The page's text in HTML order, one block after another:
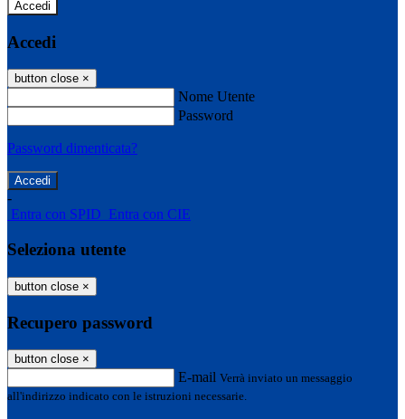
Accedi
Accedi
button close ×
Nome Utente
Password
Password dimenticata?
-
Entra con SPID Entra con CIE
Seleziona utente
button close ×
Recupero password
button close ×
E-mail Verrà inviato un messaggio
all'indirizzo indicato con le istruzioni necessarie.